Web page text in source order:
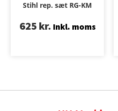
Stihl rep. sæt RG-KM
625 kr. Inkl. moms